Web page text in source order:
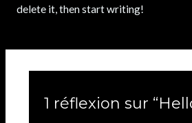
delete it, then start writing!
1 réflexion sur